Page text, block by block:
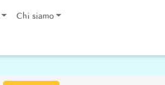
Chi siamo